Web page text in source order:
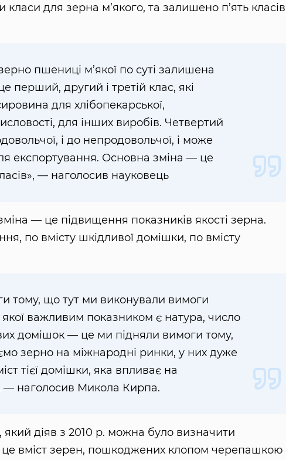
для зерна м’якого, та залишено п’ять класів
пшениці м’якої по суті залишена
перший, другий і третій клас, які
для хлібопекарської,
для інших виробів. Четвертий
і до непродовольчої, і може
експортування. Основна зміна — це
— наголосив науковець
— це підвищення показників якості зерна.
по вмісту шкідливої домішки, по вмісту
тому, що тут ми виконували вимоги
якої важливим показником є натура, число
домішок — це ми підняли вимоги тому,
зерно на міжнародні ринки, у них дуже
тієї домішки, яка впливає на
— наголосив Микола Кирпа.
який діяв з 2010 р. можна було визначити
вміст зерен, пошкоджених клопом черепашкою